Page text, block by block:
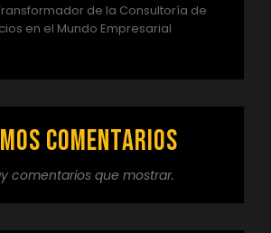
de la Consultoría de
en el Mundo Empresarial
comentarios
comentarios que mostrar.